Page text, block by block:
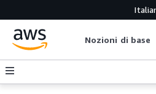
Nozioni di base